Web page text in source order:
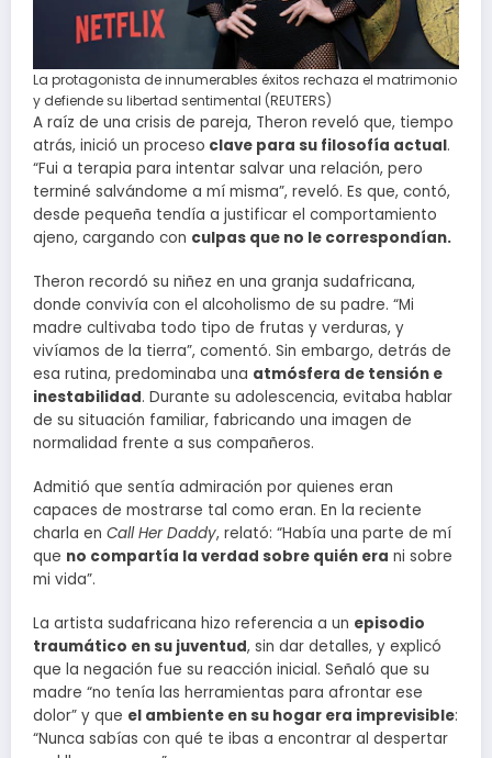
La protagonista de innumerables éxitos rechaza el matrimonio
y defiende su libertad sentimental (REUTERS)
A raíz de una crisis de pareja, Theron reveló que, tiempo
atrás, inició un proceso clave para su filosofía actual.
“Fui a terapia para intentar salvar una relación, pero
terminé salvándome a mí misma”, reveló. Es que, contó,
desde pequeña tendía a justificar el comportamiento
ajeno, cargando con culpas que no le correspondían.
Theron recordó su niñez en una granja sudafricana,
donde convivía con el alcoholismo de su padre. “Mi
madre cultivaba todo tipo de frutas y verduras, y
vivíamos de la tierra”, comentó. Sin embargo, detrás de
esa rutina, predominaba una atmósfera de tensión e
inestabilidad. Durante su adolescencia, evitaba hablar
de su situación familiar, fabricando una imagen de
normalidad frente a sus compañeros.
Admitió que sentía admiración por quienes eran
capaces de mostrarse tal como eran. En la reciente
charla en Call Her Daddy, relató: “Había una parte de mí
que no compartía la verdad sobre quién era ni sobre
mi vida”.
La artista sudafricana hizo referencia a un episodio
traumático en su juventud, sin dar detalles, y explicó
que la negación fue su reacción inicial. Señaló que su
madre “no tenía las herramientas para afrontar ese
dolor” y que el ambiente en su hogar era imprevisible:
“Nunca sabías con qué te ibas a encontrar al despertar